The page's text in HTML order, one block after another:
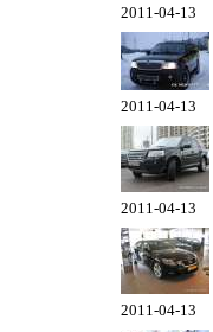
2011-04-13
2011-04-13
2011-04-13
2011-04-13